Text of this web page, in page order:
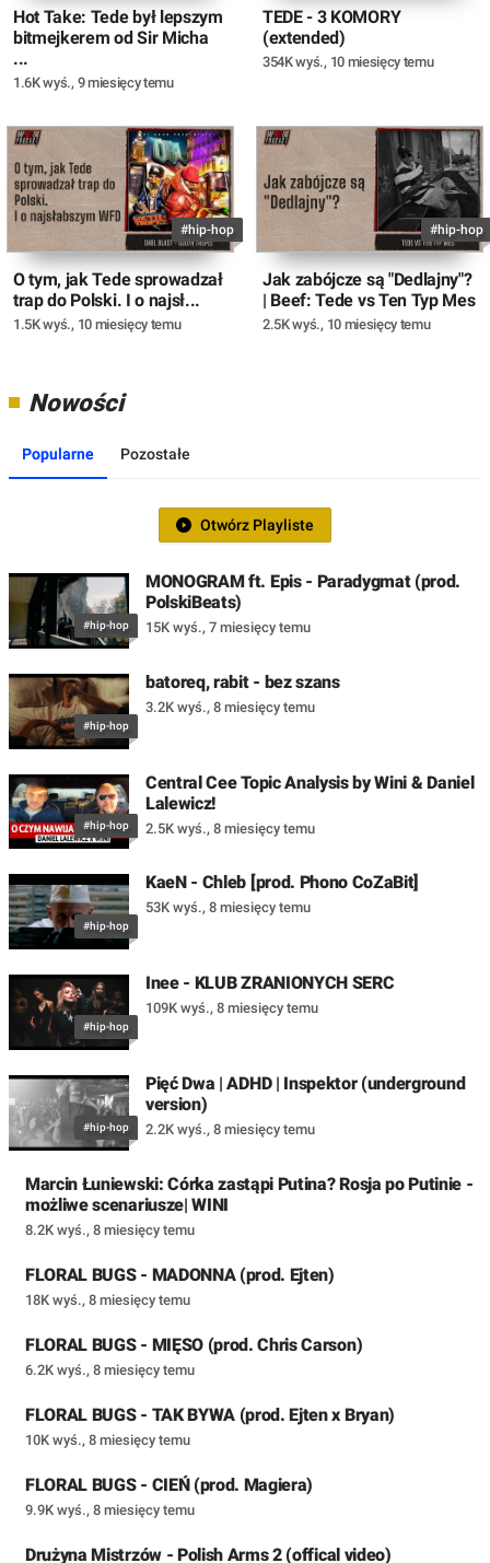
Hot Take: Tede był lepszym
bitmejkerem od Sir Micha
...
1.6K wyś., 9 miesięcy temu
TEDE - 3 KOMORY
(extended)
354K wyś., 10 miesięcy temu
#hip-hop
O tym, jak Tede sprowadzał
trap do Polski. I o najsł...
1.5K wyś., 10 miesięcy temu
#hip-hop
Jak zabójcze są "Dedlajny"?
| Beef: Tede vs Ten Typ Mes
2.5K wyś., 10 miesięcy temu
Nowości
Popularne Pozostałe
Otwórz Playliste
#hip-hop
MONOGRAM ft. Epis - Paradygmat (prod.
PolskiBeats)
15K wyś., 7 miesięcy temu
#hip-hop
batoreq, rabit - bez szans
3.2K wyś., 8 miesięcy temu
#hip-hop
Central Cee Topic Analysis by Wini & Daniel
Lalewicz!
2.5K wyś., 8 miesięcy temu
#hip-hop
KaeN - Chleb [prod. Phono CoZaBit]
53K wyś., 8 miesięcy temu
#hip-hop
Inee - KLUB ZRANIONYCH SERC
109K wyś., 8 miesięcy temu
#hip-hop
Pięć Dwa | ADHD | Inspektor (underground
version)
2.2K wyś., 8 miesięcy temu
Marcin Łuniewski: Córka zastąpi Putina? Rosja po Putinie -
możliwe scenariusze| WINI
8.2K wyś., 8 miesięcy temu
FLORAL BUGS - MADONNA (prod. Ejten)
18K wyś., 8 miesięcy temu
FLORAL BUGS - MIĘSO (prod. Chris Carson)
6.2K wyś., 8 miesięcy temu
FLORAL BUGS - TAK BYWA (prod. Ejten x Bryan)
10K wyś., 8 miesięcy temu
FLORAL BUGS - CIEŃ (prod. Magiera)
9.9K wyś., 8 miesięcy temu
Drużyna Mistrzów - Polish Arms 2 (offical video)